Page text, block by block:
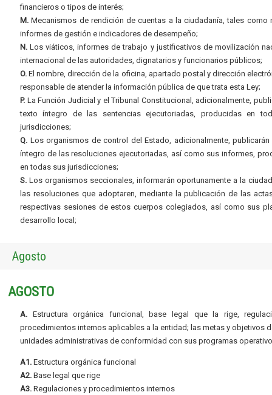
financieros o tipos de interés;
M. Mecanismos de rendición de cuentas a la ciudadanía, tales como
informes de gestión e indicadores de desempeño;
N. Los viáticos, informes de trabajo y justificativos de movilización
internacional de las autoridades, dignatarios y funcionarios públicos;
O. El nombre, dirección de la oficina, apartado postal y dirección
responsable de atender la información pública de que trata esta Ley;
P. La Función Judicial y el Tribunal Constitucional, adicionalmente,
texto íntegro de las sentencias ejecutoriadas, producidas en
jurisdicciones;
Q. Los organismos de control del Estado, adicionalmente, publicarán
íntegro de las resoluciones ejecutoriadas, así como sus informes,
en todas sus jurisdicciones;
S. Los organismos seccionales, informarán oportunamente a la
las resoluciones que adoptaren, mediante la publicación de las
respectivas sesiones de estos cuerpos colegiados, así como sus
desarrollo local;
Agosto
AGOSTO
A. Estructura orgánica funcional, base legal que la rige,
procedimientos internos aplicables a la entidad; las metas y objetivos
unidades administrativas de conformidad con sus programas
A1. Estructura orgánica funcional
A2. Base legal que rige
A3. Regulaciones y procedimientos internos